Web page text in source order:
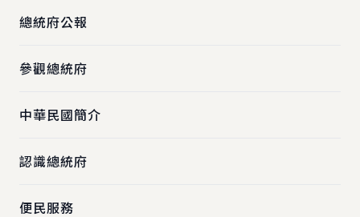
總統府公報
參觀總統府
中華民國簡介
認識總統府
便民服務